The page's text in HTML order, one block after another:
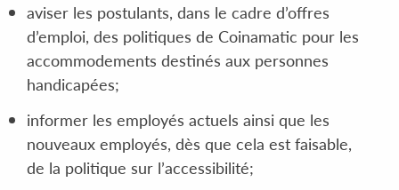
aviser les postulants, dans le cadre d’offres
d’emploi, des politiques de Coinamatic pour les
accommodements destinés aux personnes
handicapées;
informer les employés actuels ainsi que les
nouveaux employés, dès que cela est faisable,
de la politique sur l’accessibilité;